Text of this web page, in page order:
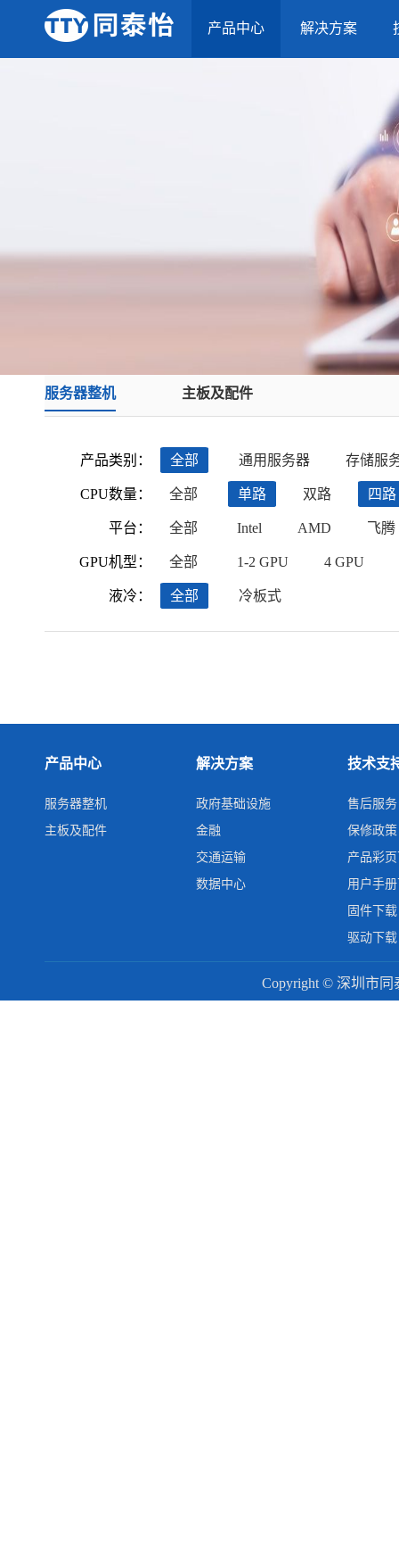
产品中心 解决方案
服务器整机 主板及配件
产品类别：
CPU数量：
平台：
GPU机型：
液冷：
全部 通用服务器 存储服
全部 单路 双路 四路
全部 Intel AMD 飞腾
全部 1-2 GPU 4 GPU
全部 冷板式
产品中心
服务器整机
主板及配件
解决方案
政府基础设施
金融
交通运输
数据中心
技术支
售后服务
保修政策
产品彩
用户手
固件下载
驱动下载
Copyright © 深圳市同